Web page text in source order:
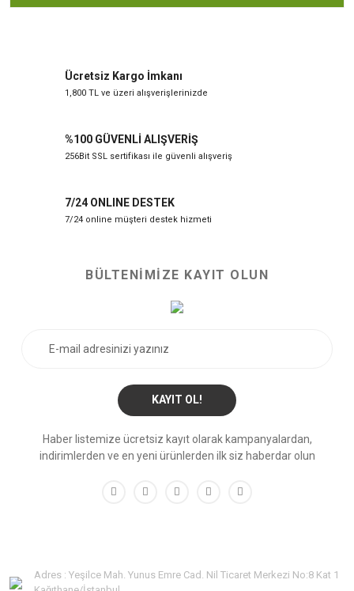
Ücretsiz Kargo İmkanı
1,800 TL ve üzeri alışverişlerinizde
%100 GÜVENLİ ALIŞVERİŞ
256Bit SSL sertifikası ile güvenli alışveriş
7/24 ONLINE DESTEK
7/24 online müşteri destek hizmeti
BÜLTENİMİZE KAYIT OLUN
KAYIT OL!
Haber listemize ücretsiz kayıt olarak kampanyalardan,
indirimlerden ve en yeni ürünlerden ilk siz haberdar olun
Adres : Yeşilce Mah. Yunus Emre Cad. Nil Ticaret Merkezi No:8 Kat 1